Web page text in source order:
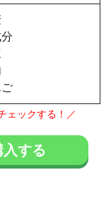
ご
ェックする！／
入する